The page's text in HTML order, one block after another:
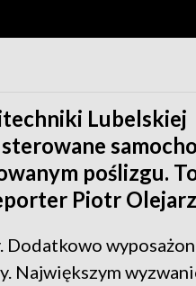
Lubelskiej
poślizgu.
Piotr